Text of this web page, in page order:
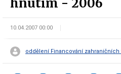
hnutím - 2006
10.04.2007 00:00
oddělení Financování